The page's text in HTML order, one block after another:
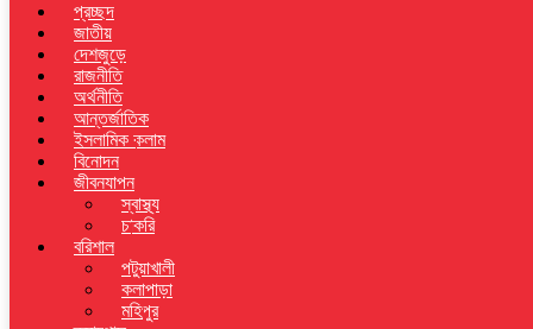
প্রচ্ছদ
জাতীয়
দেশজুড়ে
রাজনীতি
অর্থনীতি
আন্তর্জাতিক
ইসলামিক কলাম
বিনোদন
জীবনযাপন
স্বাস্থ্য
চাকরি
বরিশাল
পটুয়াখালী
কলাপাড়া
মহিপুর